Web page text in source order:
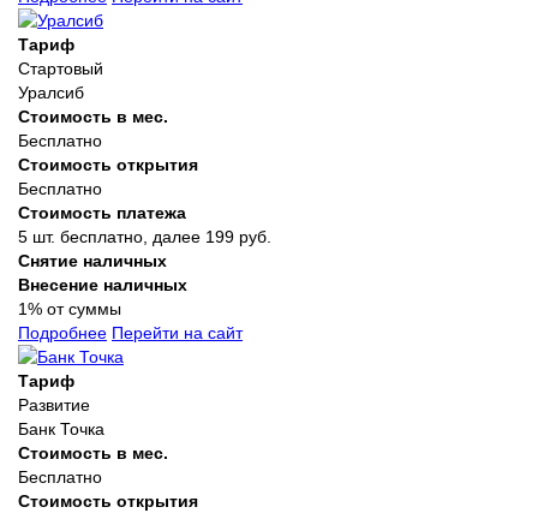
Тариф
Стартовый
Уралсиб
Стоимость в мес.
Бесплатно
Стоимость открытия
Бесплатно
Стоимость платежа
5 шт. бесплатно, далее 199 руб.
Снятие наличных
Внесение наличных
1% от суммы
Подробнее Перейти на сайт
Тариф
Развитие
Банк Точка
Стоимость в мес.
Бесплатно
Стоимость открытия